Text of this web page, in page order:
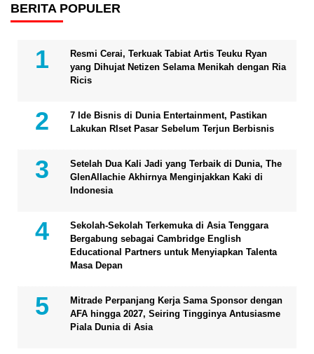
BERITA POPULER
Resmi Cerai, Terkuak Tabiat Artis Teuku Ryan
yang Dihujat Netizen Selama Menikah dengan Ria
Ricis
7 Ide Bisnis di Dunia Entertainment, Pastikan
Lakukan RIset Pasar Sebelum Terjun Berbisnis
Setelah Dua Kali Jadi yang Terbaik di Dunia, The
GlenAllachie Akhirnya Menginjakkan Kaki di
Indonesia
Sekolah-Sekolah Terkemuka di Asia Tenggara
Bergabung sebagai Cambridge English
Educational Partners untuk Menyiapkan Talenta
Masa Depan
Mitrade Perpanjang Kerja Sama Sponsor dengan
AFA hingga 2027, Seiring Tingginya Antusiasme
Piala Dunia di Asia